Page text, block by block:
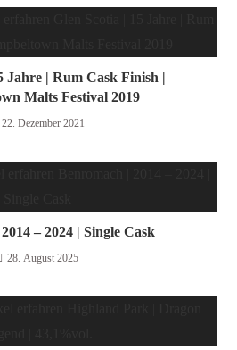
Jahre | Rum Cask Finish |
Malts Festival 2019
22. Dezember 2021
– 2024 | Single Cask
28. August 2025